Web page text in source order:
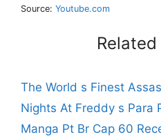
Source: Youtube.com
The World s Finest
Nights At Freddy s Para
Manga Pt Br Cap 60